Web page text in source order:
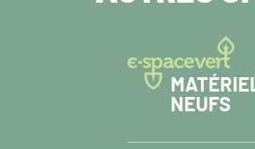
NEUFS